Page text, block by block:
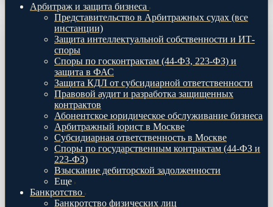
Арбитраж и защита бизнеса
Представительство в Арбитражных судах (все
инстанции)
Защита интеллектуальной собственности и ИТ-
споры
Споры по госконтрактам (44-ФЗ, 223-ФЗ) и
защита в ФАС
Защита КДЛ от субсидиарной ответственности
Правовой аудит и разработка защищенных
контрактов
Абонентское юридическое обслуживание бизнеса
Арбитражный юрист в Москве
Субсидиарная ответственность в Москве
Споры по государственным контрактам (44-ФЗ и
223-ФЗ)
Взыскание дебиторской задолженности
Еще
Банкротство
Банкротство физических лиц